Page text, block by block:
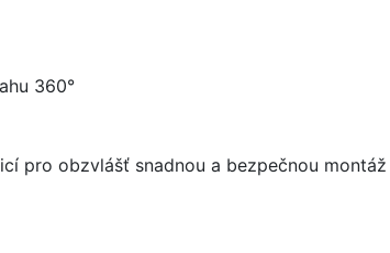
360°
pro obzvlášť snadnou a bezpečnou montáž